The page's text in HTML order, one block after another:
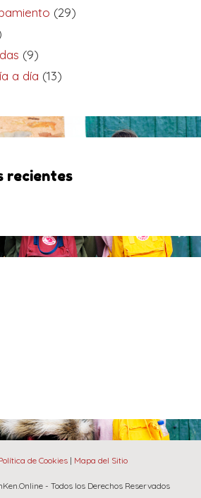
(29)
(9)
a día (13)
recientes
de Cookies | Mapa del Sitio
- Todos los Derechos Reservados